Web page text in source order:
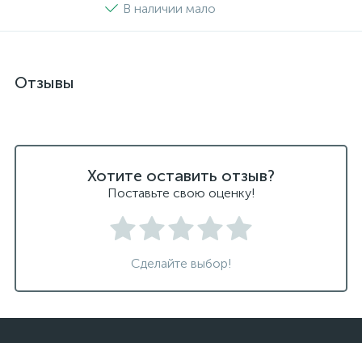
В наличии мало
Отзывы
Хотите оставить отзыв?
Поставьте свою оценку!
Сделайте выбор!